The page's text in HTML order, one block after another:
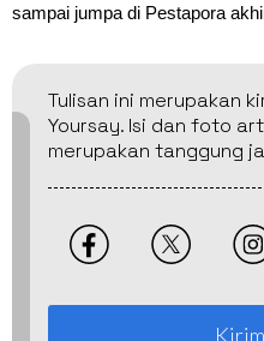
sampai jumpa di Pestapora
Tulisan ini merupakan
Yoursay. Isi dan foto
merupakan tanggung